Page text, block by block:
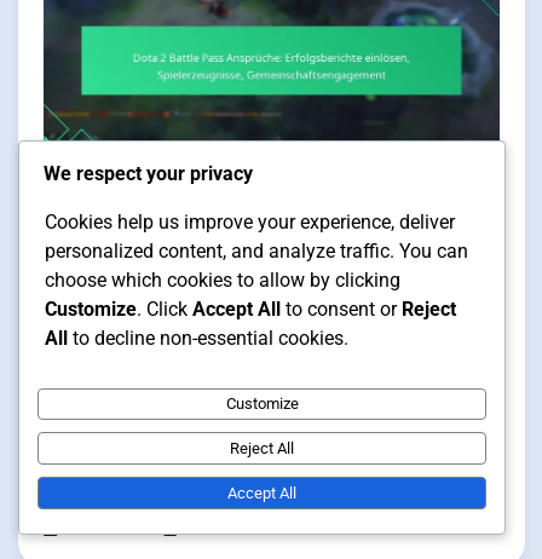
Battle Pass Ansprüche
15 min read
Dota 2 Battle Pass Ansprüche:
Erfolgsberichte einlösen,
Spielerzeugnisse,
Gemeinschaftsengagement
We respect your privacy
Cookies help us improve your experience, deliver
personalized content, and analyze traffic. You can
choose which cookies to allow by clicking
Customize. Click Accept All to consent or Reject
All to decline non-essential cookies.
Customize
Reject All
Accept All